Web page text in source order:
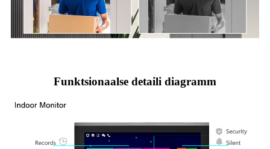
Funktsionaalse detaili diagramm